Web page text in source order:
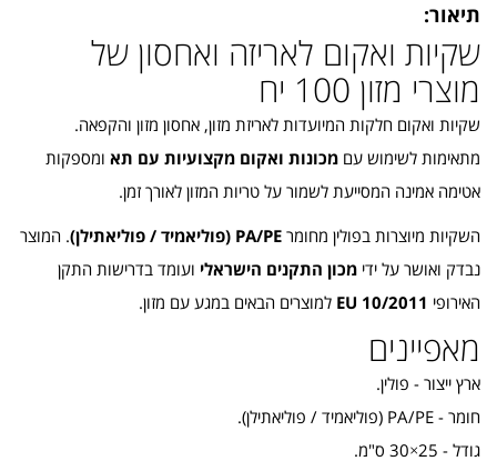
תיאור:
שקיות ואקום לאריזה ואחסון של
מוצרי מזון 100 יח
שקיות ואקום חלקות המיועדות לאריזת מזון, אחסון מזון והקפאה.
מתאימות לשימוש עם מכונות ואקום מקצועיות עם תא ומספקות
אטימה אמינה המסייעת לשמור על טריות המזון לאורך זמן.
השקיות מיוצרות בפולין מחומר PA/PE (פוליאמיד / פוליאתילן)
. המוצר
נבדק ואושר על ידי מכון התקנים הישראלי ועומד בדרישות התקן
האירופי EU 10/2011 למוצרים הבאים במגע עם מזון.
מאפיינים
ארץ ייצור - פולין.
חומר - PA/PE (פוליאמיד / פוליאתילן).
גודל - 25×30 ס"מ.